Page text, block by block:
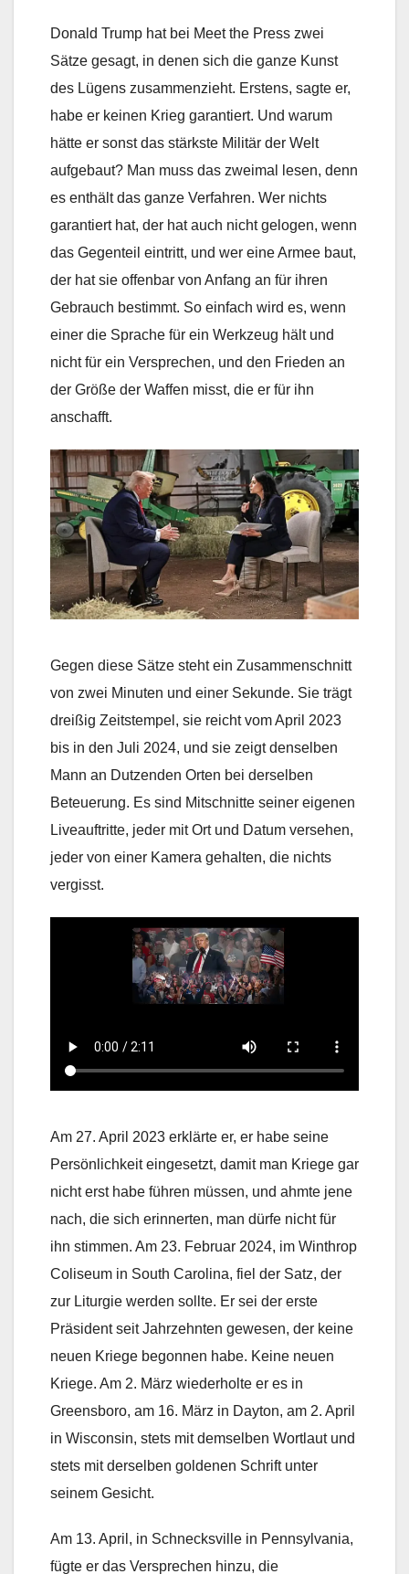
Donald Trump hat bei Meet the Press zwei
Sätze gesagt, in denen sich die ganze Kunst
des Lügens zusammenzieht. Erstens, sagte er,
habe er keinen Krieg garantiert. Und warum
hätte er sonst das stärkste Militär der Welt
aufgebaut? Man muss das zweimal lesen, denn
es enthält das ganze Verfahren. Wer nichts
garantiert hat, der hat auch nicht gelogen, wenn
das Gegenteil eintritt, und wer eine Armee baut,
der hat sie offenbar von Anfang an für ihren
Gebrauch bestimmt. So einfach wird es, wenn
einer die Sprache für ein Werkzeug hält und
nicht für ein Versprechen, und den Frieden an
der Größe der Waffen misst, die er für ihn
anschafft.
Gegen diese Sätze steht ein Zusammenschnitt
von zwei Minuten und einer Sekunde. Sie trägt
dreißig Zeitstempel, sie reicht vom April 2023
bis in den Juli 2024, und sie zeigt denselben
Mann an Dutzenden Orten bei derselben
Beteuerung. Es sind Mitschnitte seiner eigenen
Liveauftritte, jeder mit Ort und Datum versehen,
jeder von einer Kamera gehalten, die nichts
vergisst.
Am 27. April 2023 erklärte er, er habe seine
Persönlichkeit eingesetzt, damit man Kriege gar
nicht erst habe führen müssen, und ahmte jene
nach, die sich erinnerten, man dürfe nicht für
ihn stimmen. Am 23. Februar 2024, im Winthrop
Coliseum in South Carolina, fiel der Satz, der
zur Liturgie werden sollte. Er sei der erste
Präsident seit Jahrzehnten gewesen, der keine
neuen Kriege begonnen habe. Keine neuen
Kriege. Am 2. März wiederholte er es in
Greensboro, am 16. März in Dayton, am 2. April
in Wisconsin, stets mit demselben Wortlaut und
stets mit derselben goldenen Schrift unter
seinem Gesicht.
Am 13. April, in Schnecksville in Pennsylvania,
fügte er das Versprechen hinzu, die